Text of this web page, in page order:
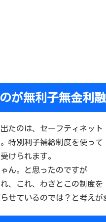
が無利子無金利
たのは、セーフティネット
特別利子補給制度を使って
けられます。
ん。と思ったのですが
、これ、わざとこの制度を
せているのでは？と考えが